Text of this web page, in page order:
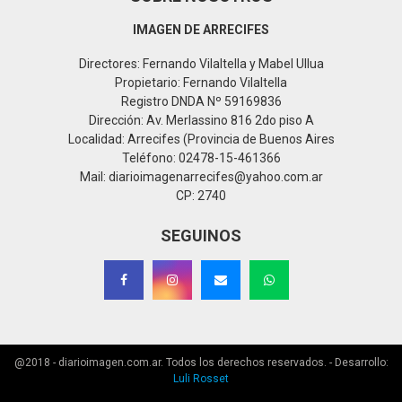
IMAGEN DE ARRECIFES
Directores: Fernando Vilaltella y Mabel Ullua
Propietario: Fernando Vilaltella
Registro DNDA Nº 59169836
Dirección: Av. Merlassino 816 2do piso A
Localidad: Arrecifes (Provincia de Buenos Aires
Teléfono: 02478-15-461366
Mail: diarioimagenarrecifes@yahoo.com.ar
CP: 2740
SEGUINOS
@2018 - diarioimagen.com.ar. Todos los derechos reservados. - Desarrollo:
Luli Rosset